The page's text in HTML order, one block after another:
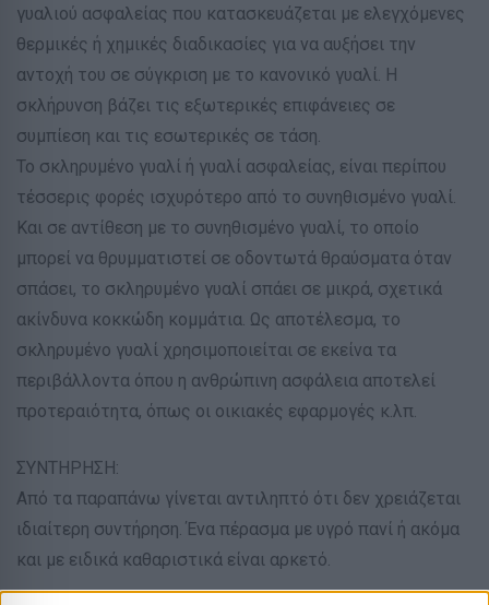
γυαλιού ασφαλείας που κατασκευάζεται με ελεγχόμενες
θερμικές ή χημικές διαδικασίες για να αυξήσει την
αντοχή του σε σύγκριση με το κανονικό γυαλί. Η
σκλήρυνση βάζει τις εξωτερικές επιφάνειες σε
συμπίεση και τις εσωτερικές σε τάση.
Το σκληρυμένο γυαλί ή γυαλί ασφαλείας, είναι περίπου
τέσσερις φορές ισχυρότερο από το συνηθισμένο γυαλί.
Και σε αντίθεση με το συνηθισμένο γυαλί, το οποίο
μπορεί να θρυμματιστεί σε οδοντωτά θραύσματα όταν
σπάσει, το σκληρυμένο γυαλί σπάει σε μικρά, σχετικά
ακίνδυνα κοκκώδη κομμάτια. Ως αποτέλεσμα, το
σκληρυμένο γυαλί χρησιμοποιείται σε εκείνα τα
περιβάλλοντα όπου η ανθρώπινη ασφάλεια αποτελεί
προτεραιότητα, όπως οι οικιακές εφαρμογές κ.λπ.
ΣΥΝΤΗΡΗΣΗ:
Από τα παραπάνω γίνεται αντιληπτό ότι δεν χρειάζεται
ιδιαίτερη συντήρηση. Ένα πέρασμα με υγρό πανί ή ακόμα
και με ειδικά καθαριστικά είναι αρκετό.